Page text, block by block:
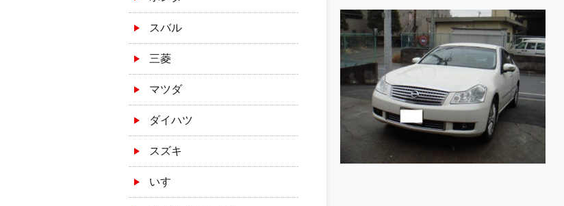
スバル
三菱
マツダ
ダイハツ
スズキ
いすゞ